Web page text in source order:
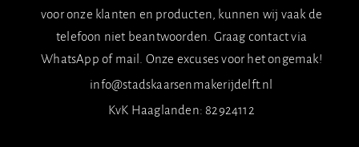
voor onze klanten en producten, kunnen wij vaak de
telefoon niet beantwoorden. Graag contact via
WhatsApp of mail. Onze excuses voor het ongemak!
info@stadskaarsenmakerijdelft.nl
KvK Haaglanden: 82924112